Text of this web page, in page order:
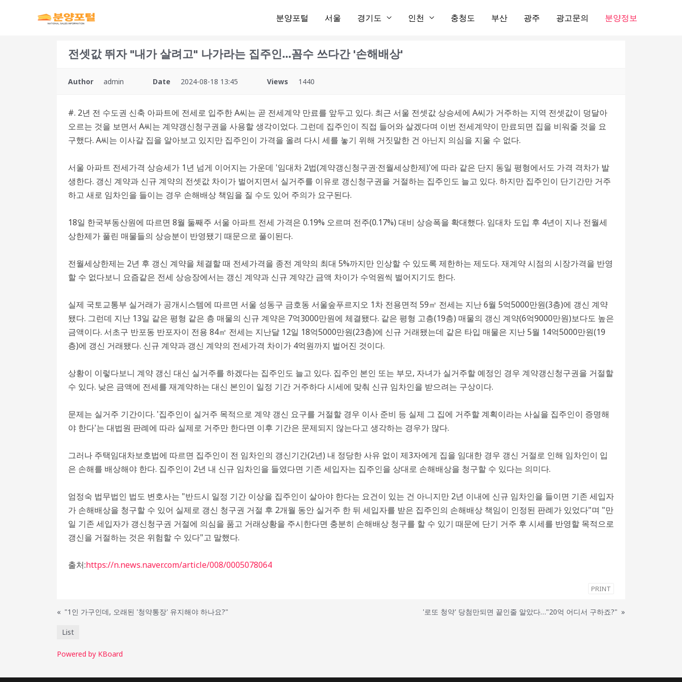
분양포털 서울 경기도 인천 충청도 부산 광주 광고문의 분양정보
전셋값 뛰자 "내가 살려고" 나가라는 집주인…꼼수 쓰다간 '손해배상'
Author admin Date 2024-08-18 13:45 Views 1440
#. 2년 전 수도권 신축 아파트에 전세로 입주한 A씨는 곧 전세계약 만료를 앞두고 있다. 최근 서울 전셋값 상승세에 A씨가 거주하는 지역 전셋값이 덩달아
오르는 것을 보면서 A씨는 계약갱신청구권을 사용할 생각이었다. 그런데 집주인이 직접 들어와 살겠다며 이번 전세계약이 만료되면 집을 비워줄 것을 요
구했다. A씨는 이사갈 집을 알아보고 있지만 집주인이 가격을 올려 다시 세를 놓기 위해 거짓말한 건 아닌지 의심을 지울 수 없다.
서울 아파트 전세가격 상승세가 1년 넘게 이어지는 가운데 '임대차 2법(계약갱신청구권·전월세상한제)'에 따라 같은 단지 동일 평형에서도 가격 격차가 발
생한다. 갱신 계약과 신규 계약의 전셋값 차이가 벌어지면서 실거주를 이유로 갱신청구권을 거절하는 집주인도 늘고 있다. 하지만 집주인이 단기간만 거주
하고 새로 임차인을 들이는 경우 손해배상 책임을 질 수도 있어 주의가 요구된다.
18일 한국부동산원에 따르면 8월 둘째주 서울 아파트 전세 가격은 0.19% 오르며 전주(0.17%) 대비 상승폭을 확대했다. 임대차 도입 후 4년이 지나 전월세
상한제가 풀린 매물들의 상승분이 반영됐기 때문으로 풀이된다.
전월세상한제는 2년 후 갱신 계약을 체결할 때 전세가격을 종전 계약의 최대 5%까지만 인상할 수 있도록 제한하는 제도다. 재계약 시점의 시장가격을 반영
할 수 없다보니 요즘같은 전세 상승장에서는 갱신 계약과 신규 계약간 금액 차이가 수억원씩 벌어지기도 한다.
실제 국토교통부 실거래가 공개시스템에 따르면 서울 성동구 금호동 서울숲푸르지오 1차 전용면적 59㎡ 전세는 지난 6월 5억5000만원(3층)에 갱신 계약
됐다. 그런데 지난 13일 같은 평형 같은 층 매물의 신규 계약은 7억3000만원에 체결됐다. 같은 평형 고층(19층) 매물의 갱신 계약(6억9000만원)보다도 높은
금액이다. 서초구 반포동 반포자이 전용 84㎡ 전세는 지난달 12일 18억5000만원(23층)에 신규 거래됐는데 같은 타입 매물은 지난 5월 14억5000만원(19
층)에 갱신 거래됐다. 신규 계약과 갱신 계약의 전세가격 차이가 4억원까지 벌어진 것이다.
상황이 이렇다보니 계약 갱신 대신 실거주를 하겠다는 집주인도 늘고 있다. 집주인 본인 또는 부모, 자녀가 실거주할 예정인 경우 계약갱신청구권을 거절할
수 있다. 낮은 금액에 전세를 재계약하는 대신 본인이 일정 기간 거주하다 시세에 맞춰 신규 임차인을 받으려는 구상이다.
문제는 실거주 기간이다. '집주인이 실거주 목적으로 계약 갱신 요구를 거절할 경우 이사 준비 등 실제 그 집에 거주할 계획이라는 사실을 집주인이 증명해
야 한다'는 대법원 판례에 따라 실제로 거주만 한다면 이후 기간은 문제되지 않는다고 생각하는 경우가 많다.
그러나 주택임대차보호법에 따르면 집주인이 전 임차인의 갱신기간(2년) 내 정당한 사유 없이 제3자에게 집을 임대한 경우 갱신 거절로 인해 임차인이 입
은 손해를 배상해야 한다. 집주인이 2년 내 신규 임차인을 들였다면 기존 세입자는 집주인을 상대로 손해배상을 청구할 수 있다는 의미다.
엄정숙 법무법인 법도 변호사는 "반드시 일정 기간 이상을 집주인이 살아야 한다는 요건이 있는 건 아니지만 2년 이내에 신규 임차인을 들이면 기존 세입자
가 손해배상을 청구할 수 있어 실제로 갱신 청구권 거절 후 2개월 동안 실거주 한 뒤 세입자를 받은 집주인의 손해배상 책임이 인정된 판례가 있었다"며 "만
일 기존 세입자가 갱신청구권 거절에 의심을 품고 거래상황을 주시한다면 충분히 손해배상 청구를 할 수 있기 때문에 단기 거주 후 시세를 반영할 목적으로
갱신을 거절하는 것은 위험할 수 있다"고 말했다.
출처:https://n.news.naver.com/article/008/0005078064
PRINT
« "1인 가구인데, 오래된 '청약통장' 유지해야 하나요?" '로또 청약' 당첨만되면 끝인줄 알았다…"20억 어디서 구하죠?" »
List
Powered by KBoard